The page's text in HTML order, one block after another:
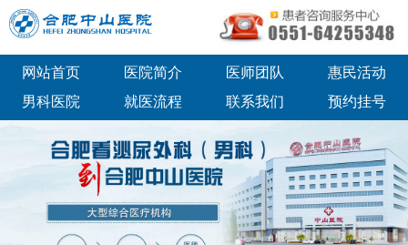
网站首页 医院简介 医师团队
惠民活动
男科医院
就医流程 联系我们 预约挂号